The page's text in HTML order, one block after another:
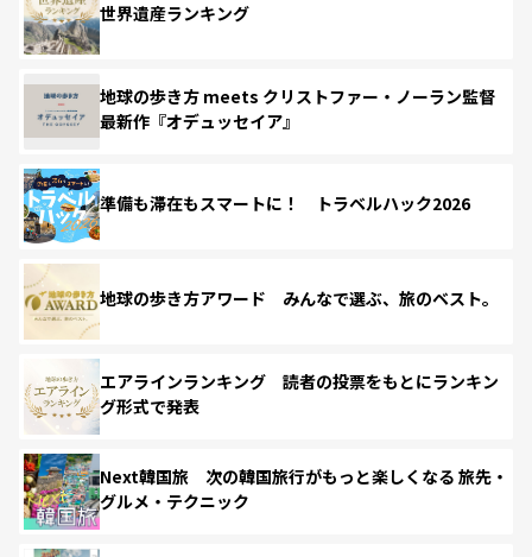
世界遺産ランキング
地球の歩き方 meets クリストファー・ノーラン監督
最新作『オデュッセイア』
準備も滞在もスマートに！ トラベルハック2026
地球の歩き方アワード みんなで選ぶ、旅のベスト。
エアラインランキング 読者の投票をもとにランキン
グ形式で発表
Next韓国旅 次の韓国旅行がもっと楽しくなる 旅先・
グルメ・テクニック